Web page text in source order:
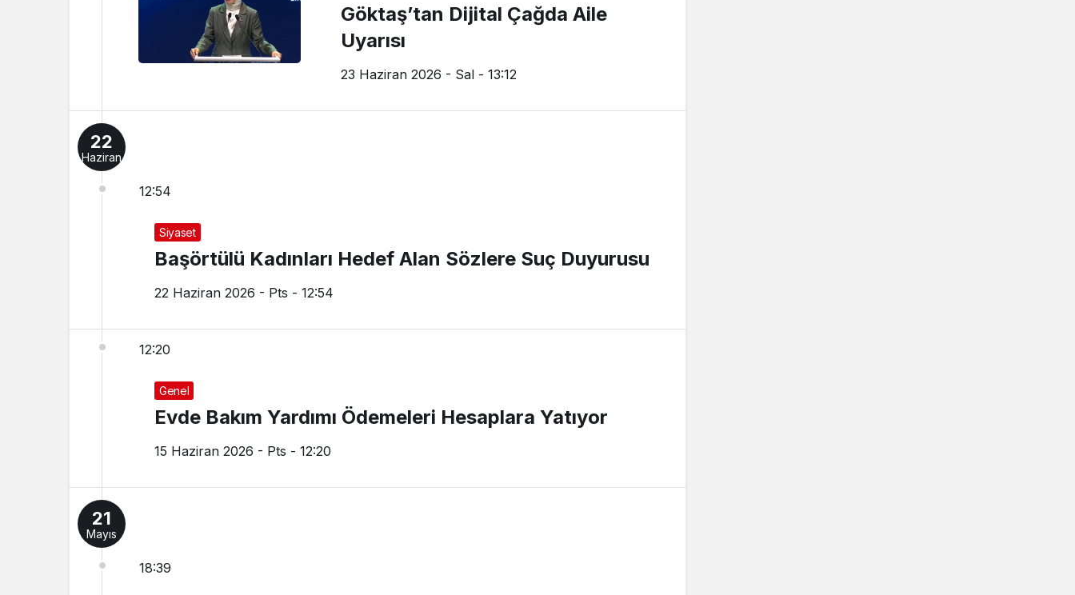
Göktaş’tan Dijital Çağda Aile
Uyarısı
23 Haziran 2026 - Sal - 13:12
22
Haziran
12:54
Siyaset
Başörtülü Kadınları Hedef Alan Sözlere Suç Duyurusu
22 Haziran 2026 - Pts - 12:54
12:20
Genel
Evde Bakım Yardımı Ödemeleri Hesaplara Yatıyor
15 Haziran 2026 - Pts - 12:20
21
Mayıs
18:39